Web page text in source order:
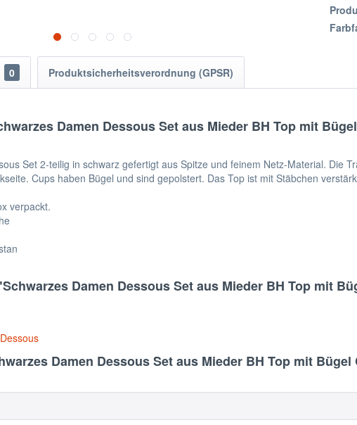
0 Produktsicherheitsverordnung (GPSR)
Damen Dessous Set aus Mieder BH Top mit
Set 2-teilig in schwarz gefertigt aus Spitze und feinem Netz-Material. Die
Cups haben Bügel und sind gepolstert. Das Top ist mit Stäbchen
verpackt.
Damen Dessous Set aus Mieder BH Top mit
Damen Dessous Set aus Mieder BH Top mit